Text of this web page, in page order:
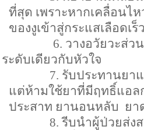
ที่สุด เพราะหากเคลื่อนไ
ของงูเข้าสู่กระแสเลือดเร็
6. วางอวัยวะส่ว
ระดับเดียวกับหัวใจ
7. รับประทานยา
แต่ห้ามใช้ยาที่มีฤทธิ์แอล
ประสาท ยานอนหลับ ยา
8.รีบนำผู้ป่วยส่ง